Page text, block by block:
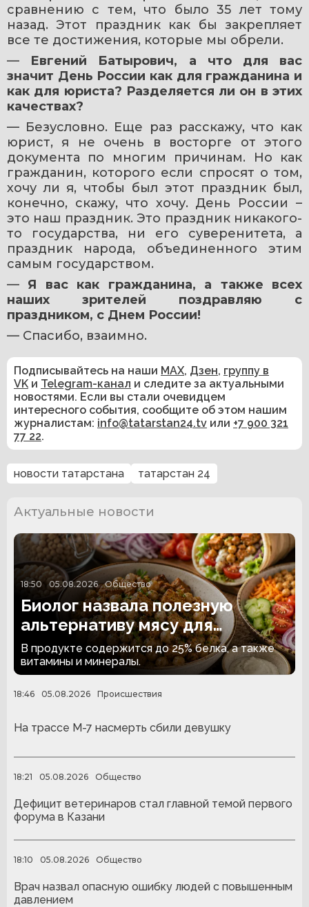
сравнению с тем, что было 35 лет тому
назад. Этот праздник как бы закрепляет
все те достижения, которые мы обрели.
— Евгений Батырович, а что для вас
значит День России как для гражданина и
как для юриста? Разделяется ли он в этих
качествах?
— Безусловно. Еще раз расскажу, что как
юрист, я не очень в восторге от этого
документа по многим причинам. Но как
гражданин, которого если спросят о том,
хочу ли я, чтобы был этот праздник был,
конечно, скажу, что хочу. День России –
это наш праздник. Это праздник никакого-
то государства, ни его суверенитета, а
праздник народа, объединенного этим
самым государством.
— Я вас как гражданина, а также всех
наших зрителей поздравляю с
праздником, с Днем России!
— Спасибо, взаимно.
Подписывайтесь на наши MAX, Дзен, группу в
VK и Telegram-канал и следите за актуальными
новостями. Если вы стали очевидцем
интересного события, сообщите об этом нашим
журналистам: info@tatarstan24.tv или +7 900 321
77 22.
новости татарстана татарстан 24
Актуальные новости
18:50 05.08.2026 Общество
Биолог назвала полезную
альтернативу мясу для
вегетарианцев
В продукте содержится до 25% белка, а также
витамины и минералы.
18:46 05.08.2026 Происшествия
На трассе М-7 насмерть сбили девушку
18:21 05.08.2026 Общество
Дефицит ветеринаров стал главной темой первого
форума в Казани
18:10 05.08.2026 Общество
Врач назвал опасную ошибку людей с повышенным
давлением